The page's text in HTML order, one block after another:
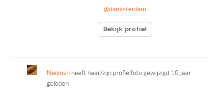
@danksterdam
Bekijk profiel
Niekush heeft haar/zijn profielfoto gewijzigd 10 jaar
geleden